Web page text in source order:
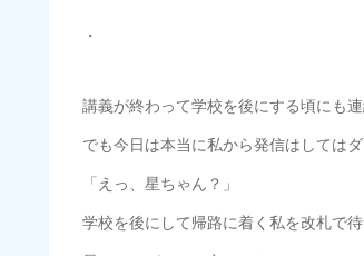
・
講義が終わって学校を後にする頃にも連
でも今日は本当に私から発信はしては
「えっ、星ちゃん？」
学校を後にして帰路に着く私を改札で待